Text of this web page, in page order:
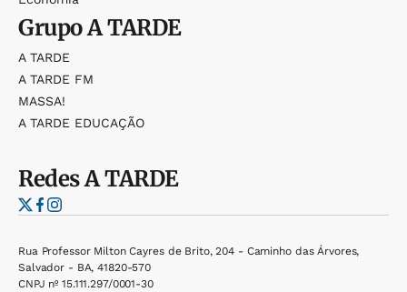
GrupoA TARDE
A TARDE
A TARDE FM
MASSA!
A TARDE EDUCAÇÃO
RedesA TARDE
Rua Professor Milton Cayres de Brito, 204 - Caminho das Árvores,
Salvador - BA, 41820-570
CNPJ nº 15.111.297/0001-30